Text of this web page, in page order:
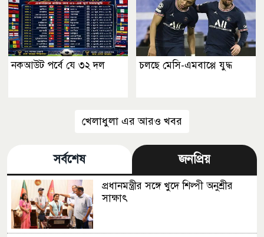
নকআউট পর্বে যে ৩২ দল চলছে মেসি-এমবাপ্পে যুদ্ধ
খেলাধুলা এর আরও খবর
সর্বশেষ জনপ্রিয়
প্রধানমন্ত্রীর সঙ্গে খুদে শিল্পী অনুশ্রীর
সাক্ষাৎ